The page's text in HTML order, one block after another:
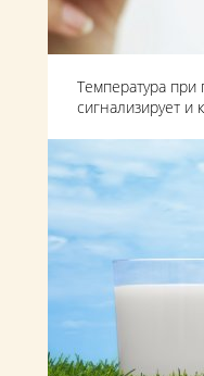
Температура при
сигнализирует и